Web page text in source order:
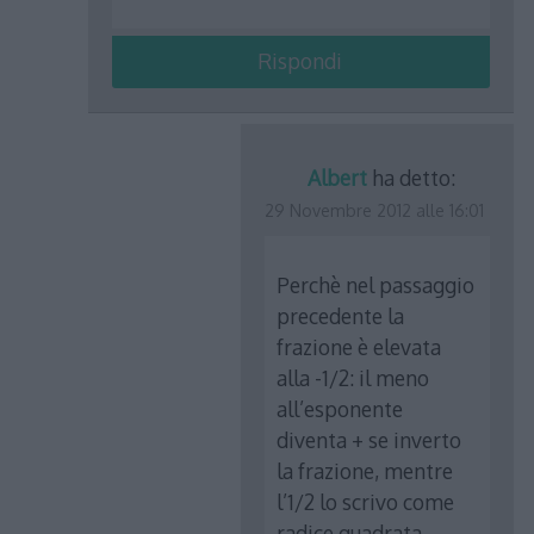
Rispondi
Albert ha detto:
Perchè nel passaggio
precedente la
frazione è elevata
alla -1/2: il meno
all’esponente
diventa + se inverto
la frazione, mentre
l’1/2 lo scrivo come